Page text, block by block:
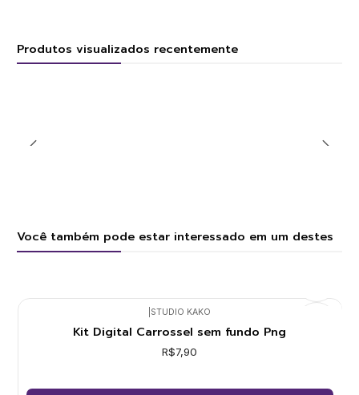
Produtos visualizados recentemente
Você também pode estar interessado em um destes
STUDIO KAKO
Kit Digital Carrossel sem fundo Png
R$7,90